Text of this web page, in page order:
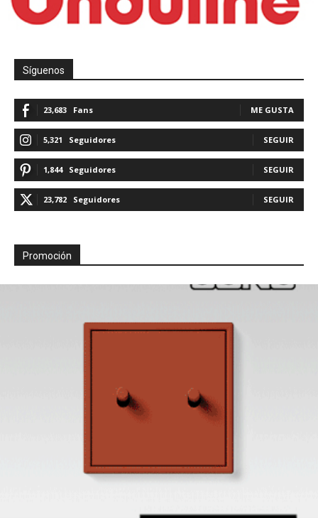
Síguenos
23,683 Fans ME GUSTA
5,321 Seguidores SEGUIR
1,844 Seguidores SEGUIR
23,782 Seguidores SEGUIR
Promoción